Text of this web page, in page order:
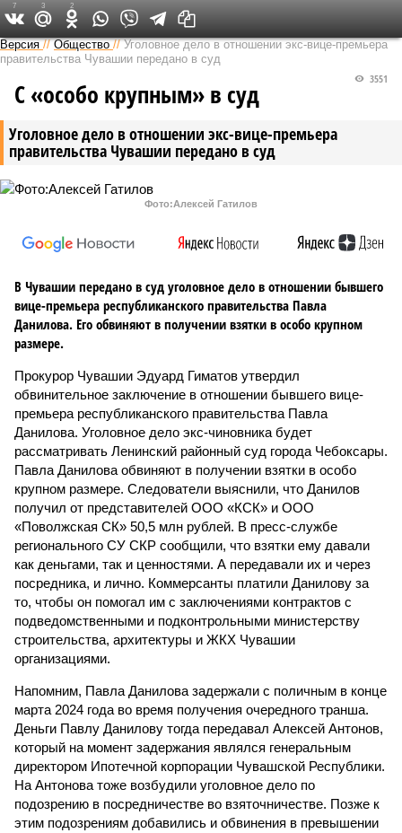
Версия в Чувашии
Версия //Общество //Уголовное дело в отношении экс-вице-премьера
правительства Чувашии передано в суд
Уголовное дело в отношении экс-вице-премьера
правительства Чувашии передано в суд
3551
С «особо крупным» в суд
Фото:Алексей Гатилов
В Чувашии передано в суд уголовное дело в отношении бывшего
вице-премьера республиканского правительства Павла
Данилова. Его обвиняют в получении взятки в особо крупном
размере.
Прокурор Чувашии Эдуард Гиматов утвердил
обвинительное заключение в отношении бывшего вице-
премьера республиканского правительства Павла
Данилова. Уголовное дело экс-чиновника будет
рассматривать Ленинский районный суд города Чебоксары.
Павла Данилова обвиняют в получении взятки в особо
крупном размере. Следователи выяснили, что Данилов
получил от представителей ООО «КСК» и ООО
«Поволжская СК» 50,5 млн рублей. В пресс-службе
регионального СУ СКР сообщили, что взятки ему давали
как деньгами, так и ценностями. А передавали их и через
посредника, и лично. Коммерсанты платили Данилову за
то, чтобы он помогал им с заключениями контрактов с
подведомственными и подконтрольными министерству
строительства, архитектуры и ЖКХ Чувашии
организациями.
Напомним, Павла Данилова задержали с поличным в конце
марта 2024 года во время получения очередного транша.
Деньги Павлу Данилову тогда передавал Алексей Антонов,
который на момент задержания являлся генеральным
директором Ипотечной корпорации Чувашской Республики.
На Антонова тоже возбудили уголовное дело по
подозрению в посредничестве во взяточничестве. Позже к
этим подозрениям добавились и обвинения в превышении
7 3 2